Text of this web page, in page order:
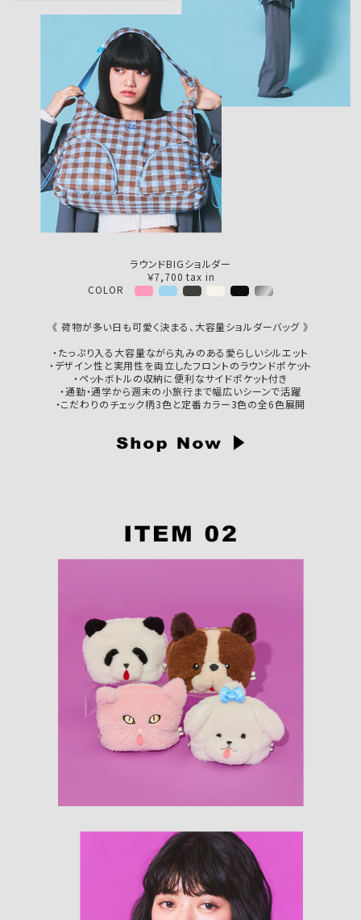
ラウンドBIGショルダー
￥7,700 tax in
COLOR
《 荷物が多い日も可愛く決まる、大容量ショルダーバッグ 》
・たっぷり入る大容量ながら丸みのある愛らしいシルエット
・デザイン性と実用性を両立したフロントのラウンドポケット
・ペットボトルの収納に便利なサイドポケット付き
・通勤・通学から週末の小旅行まで幅広いシーンで活躍
・こだわりのチェック柄3色と定番カラー3色の全6色展開